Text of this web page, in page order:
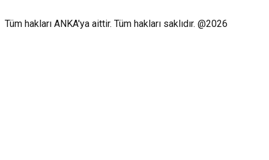
Tüm hakları ANKA'ya aittir. Tüm hakları saklıdır. @2026